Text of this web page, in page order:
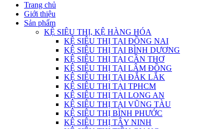
Trang chủ
Giới thiệu
Sản phẩm
KỆ SIÊU THỊ, KỆ HÀNG HÓA
KỆ SIÊU THỊ TẠI ĐỒNG NAI
KỆ SIÊU THỊ TẠI BÌNH DƯƠNG
KỆ SIÊU THỊ TẠI CẦN THƠ
KỆ SIÊU THỊ TẠI LÂM ĐỒNG
KỆ SIÊU THỊ TẠI ĐẮK LẮK
KỆ SIÊU THỊ TẠI TPHCM
KỆ SIÊU THỊ TẠI LONG AN
KỆ SIÊU THỊ TẠI VŨNG TÀU
KỆ SIÊU THỊ BÌNH PHƯỚC
KỆ SIÊU THỊ TÂY NINH